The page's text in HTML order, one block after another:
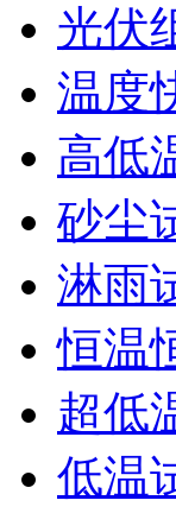
光伏
温度
高低
砂尘
淋雨
恒温
超低
低温